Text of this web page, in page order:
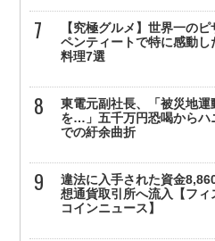
【究極グルメ】世界一の
ペンティートで特に感動し
料理7選
東電元副社長、「被災地運
を…」五千万円恐喝からハ
での紆余曲折
違法に入手された資金
想通貨取引所へ流入【フィ
コインニュース】